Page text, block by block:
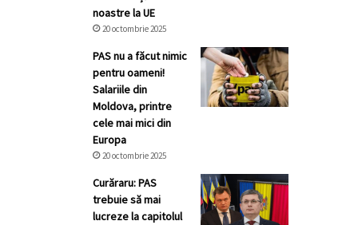
noastre la UE
20 octombrie 2025
PAS nu a făcut nimic
pentru oameni!
Salariile din
Moldova, printre
cele mai mici din
Europa
20 octombrie 2025
Curăraru: PAS
trebuie să mai
lucreze la capitolul